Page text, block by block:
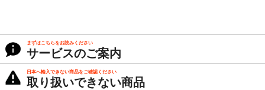
まずはこちらをお読みください
サービスのご案内
日本へ輸入できない商品をご確認ください
取り扱いできない商品